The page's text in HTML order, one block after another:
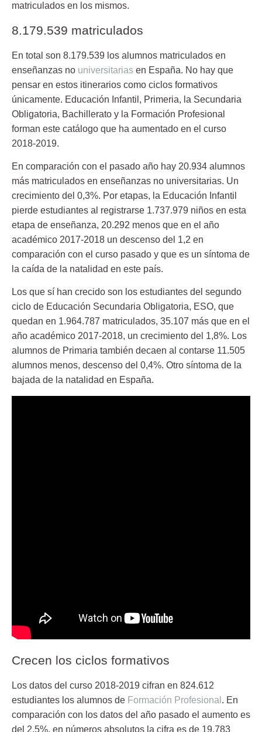
matriculados en los mismos.
8.179.539 matriculados
En total son 8.179.539 los alumnos matriculados en
enseñanzas no universitarias en España. No hay que
pensar en estos itinerarios como ciclos formativos
únicamente. Educación Infantil, Primeria, la Secundaria
Obligatoria, Bachillerato y la Formación Profesional
forman este catálogo que ha aumentado en el curso
2018-2019.
En comparación con el pasado año hay 20.934 alumnos
más matriculados en enseñanzas no universitarias. Un
crecimiento del 0,3%. Por etapas, la Educación Infantil
pierde estudiantes al registrarse 1.737.979 niños en esta
etapa de enseñanza, 20.292 menos que en el año
académico 2017-2018 un descenso del 1,2 en
comparación con el curso pasado y que es un síntoma de
la caída de la natalidad en este país.
Los que sí han crecido son los estudiantes del segundo
ciclo de Educación Secundaria Obligatoria, ESO, que
quedan en 1.964.787 matriculados, 35.107 más que en el
año académico 2017-2018, un crecimiento del 1,8%. Los
alumnos de Primaria también decaen al contarse 11.505
alumnos menos, descenso del 0,4%. Otro síntoma de la
bajada de la natalidad en España.
Crecen los ciclos formativos
Los datos del curso 2018-2019 cifran en 824.612
estudiantes los alumnos de Formación Profesional . En
comparación con los datos del año pasado el aumento es
del 2,5%, en números absolutos la cifra es de 19.783